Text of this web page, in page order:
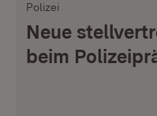
Polizei
Neue
beim